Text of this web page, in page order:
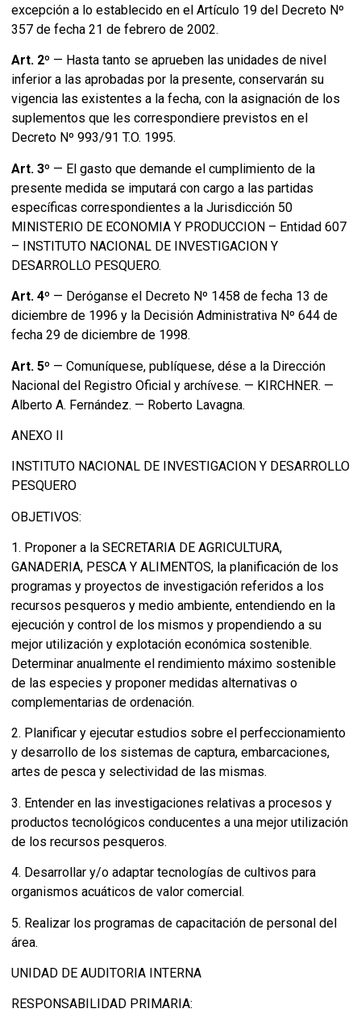
excepción a lo establecido en el Artículo 19 del Decreto Nº
357 de fecha 21 de febrero de 2002.
Art. 2º — Hasta tanto se aprueben las unidades de nivel
inferior a las aprobadas por la presente, conservarán su
vigencia las existentes a la fecha, con la asignación de los
suplementos que les correspondiere previstos en el
Decreto Nº 993/91 T.O. 1995.
Art. 3º — El gasto que demande el cumplimiento de la
presente medida se imputará con cargo a las partidas
específicas correspondientes a la Jurisdicción 50
MINISTERIO DE ECONOMIA Y PRODUCCION – Entidad 607
– INSTITUTO NACIONAL DE INVESTIGACION Y
DESARROLLO PESQUERO.
Art. 4º — Deróganse el Decreto Nº 1458 de fecha 13 de
diciembre de 1996 y la Decisión Administrativa Nº 644 de
fecha 29 de diciembre de 1998.
Art. 5º — Comuníquese, publíquese, dése a la Dirección
Nacional del Registro Oficial y archívese. — KIRCHNER. —
Alberto A. Fernández. — Roberto Lavagna.
ANEXO II
INSTITUTO NACIONAL DE INVESTIGACION Y DESARROLLO
PESQUERO
OBJETIVOS:
1. Proponer a la SECRETARIA DE AGRICULTURA,
GANADERIA, PESCA Y ALIMENTOS, la planificación de los
programas y proyectos de investigación referidos a los
recursos pesqueros y medio ambiente, entendiendo en la
ejecución y control de los mismos y propendiendo a su
mejor utilización y explotación económica sostenible.
Determinar anualmente el rendimiento máximo sostenible
de las especies y proponer medidas alternativas o
complementarias de ordenación.
2. Planificar y ejecutar estudios sobre el perfeccionamiento
y desarrollo de los sistemas de captura, embarcaciones,
artes de pesca y selectividad de las mismas.
3. Entender en las investigaciones relativas a procesos y
productos tecnológicos conducentes a una mejor utilización
de los recursos pesqueros.
4. Desarrollar y/o adaptar tecnologías de cultivos para
organismos acuáticos de valor comercial.
5. Realizar los programas de capacitación de personal del
área.
UNIDAD DE AUDITORIA INTERNA
RESPONSABILIDAD PRIMARIA: